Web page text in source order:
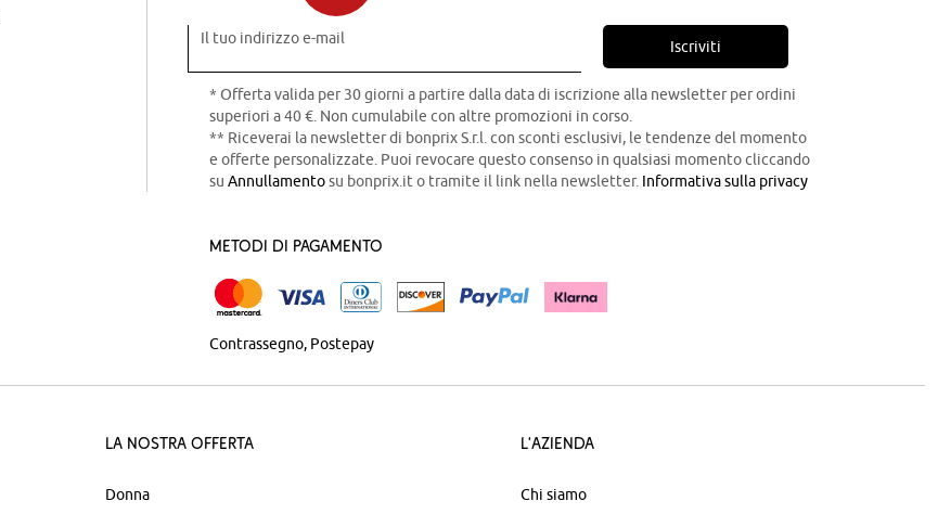
Il tuo indirizzo e-mail Iscriviti
* Offerta valida per 30 giorni a partire dalla data di iscrizione alla newsletter per ordini
superiori a 40 €. Non cumulabile con altre promozioni in corso.
** Riceverai la newsletter di bonprix S.r.l. con sconti esclusivi, le tendenze del momento
e offerte personalizzate. Puoi revocare questo consenso in qualsiasi momento cliccando
su Annullamentosu bonprix.it o tramite il link nella newsletter. Informativa sulla privacy
Metodi di pagamento
Contrassegno Postepay
La nostra offerta
Donna
L'azienda
Chi siamo